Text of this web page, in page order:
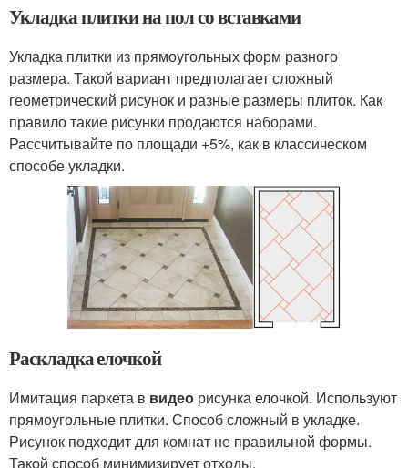
Укладка плитки на пол со вставками
Укладка плитки из прямоугольных форм разного
размера. Такой вариант предполагает сложный
геометрический рисунок и разные размеры плиток. Как
правило такие рисунки продаются наборами.
Рассчитывайте по площади +5%, как в классическом
способе укладки.
Раскладка елочкой
Имитация паркета в видео рисунка елочкой. Используют
прямоугольные плитки. Способ сложный в укладке.
Рисунок подходит для комнат не правильной формы.
Такой способ минимизирует отходы.